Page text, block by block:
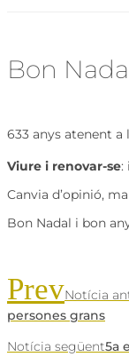
Bon
633 anys atenent
Viure i renovar-se:
Canvia d’opinió,
Bon Nadal i bon
PrevNotícia
persones grans
Notícia següent5a